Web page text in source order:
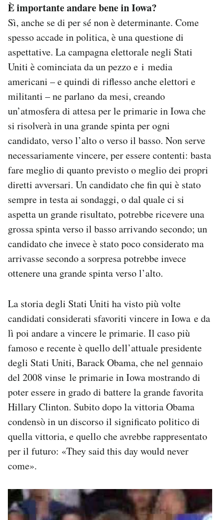
È importante andare bene in Iowa?
Sì, anche se di per sé non è determinante. Come
spesso accade in politica, è una questione di
aspettative. La campagna elettorale negli Stati
Uniti è cominciata da un pezzo e i media
americani – e quindi di riflesso anche elettori e
militanti – ne parlano da mesi, creando
un’atmosfera di attesa per le primarie in Iowa che
si risolverà in una grande spinta per ogni
candidato, verso l’alto o verso il basso. Non serve
necessariamente vincere, per essere contenti: basta
fare meglio di quanto previsto o meglio dei propri
diretti avversari. Un candidato che fin qui è stato
sempre in testa ai sondaggi, o dal quale ci si
aspetta un grande risultato, potrebbe ricevere una
grossa spinta verso il basso arrivando secondo; un
candidato che invece è stato poco considerato ma
arrivasse secondo a sorpresa potrebbe invece
ottenere una grande spinta verso l’alto.
La storia degli Stati Uniti ha visto più volte
candidati considerati sfavoriti vincere in Iowa e da
lì poi andare a vincere le primarie. Il caso più
famoso e recente è quello dell’attuale presidente
degli Stati Uniti, Barack Obama, che nel gennaio
del 2008 vinse le primarie in Iowa mostrando di
poter essere in grado di battere la grande favorita
Hillary Clinton. Subito dopo la vittoria Obama
condensò in un discorso il significato politico di
quella vittoria, e quello che avrebbe rappresentato
per il futuro: «They said this day would never
come».